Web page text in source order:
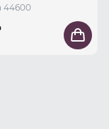
44600